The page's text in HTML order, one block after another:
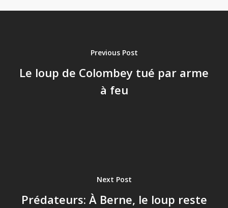
Previous Post
Le loup de Colombey tué par arme
à feu
Next Post
Prédateurs: À Berne, le loup reste